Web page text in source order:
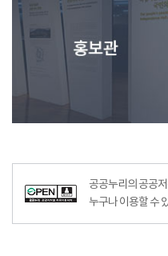
공공누리의 공공
누구나 이용할 수